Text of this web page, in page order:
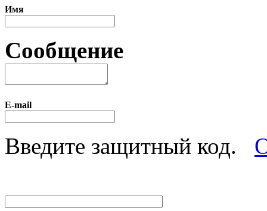
Имя
Сообщение
E-mail
Введите защитный код.